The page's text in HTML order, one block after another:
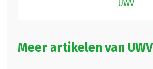
UWV
Meer artikelen van UWV